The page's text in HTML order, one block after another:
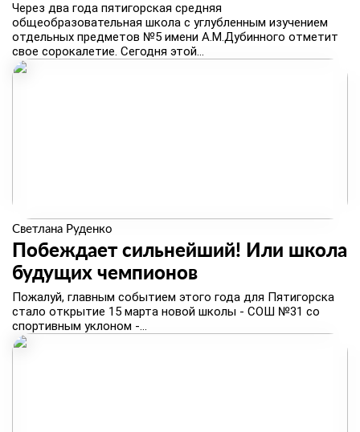
​Через два года пятигорская средняя
общеобразовательная школа с углубленным изучением
отдельных предметов №5 имени А.М.Дубинного отметит
свое сорокалетие. Сегодня этой...
Светлана Руденко
Побеждает сильнейший! Или школа
будущих чемпионов
​Пожалуй, главным событием этого года для Пятигорска
стало открытие 15 марта новой школы - СОШ №31 со
спортивным уклоном -...